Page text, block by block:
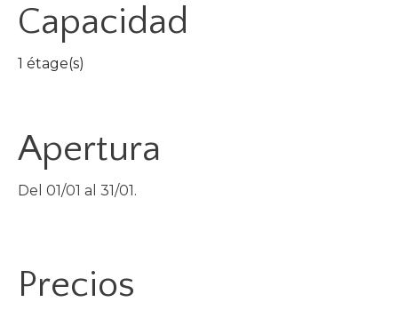
Capacidad
1 étage(s)
Apertura
Del 01/01 al 31/01.
Precios